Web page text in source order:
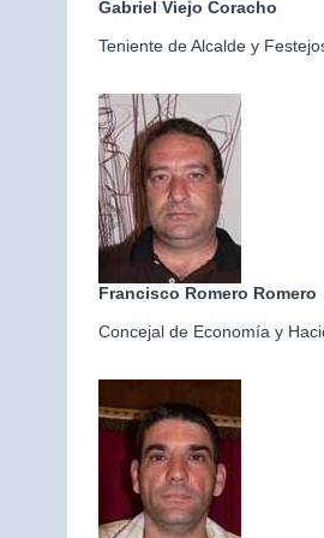
Gabriel Viejo Coracho
Teniente de Alcalde y
Francisco Romero Romero
Concejal de Economía y